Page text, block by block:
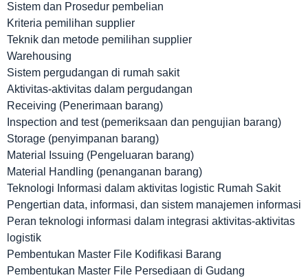
Sistem dan Prosedur pembelian
Kriteria pemilihan supplier
Teknik dan metode pemilihan supplier
Warehousing
Sistem pergudangan di rumah sakit
Aktivitas-aktivitas dalam pergudangan
Receiving (Penerimaan barang)
Inspection and test (pemeriksaan dan pengujian barang)
Storage (penyimpanan barang)
Material Issuing (Pengeluaran barang)
Material Handling (penanganan barang)
Teknologi Informasi dalam aktivitas logistic Rumah Sakit
Pengertian data, informasi, dan sistem manajemen informasi
Peran teknologi informasi dalam integrasi aktivitas-aktivitas
logistik
Pembentukan Master File Kodifikasi Barang
Pembentukan Master File Persediaan di Gudang